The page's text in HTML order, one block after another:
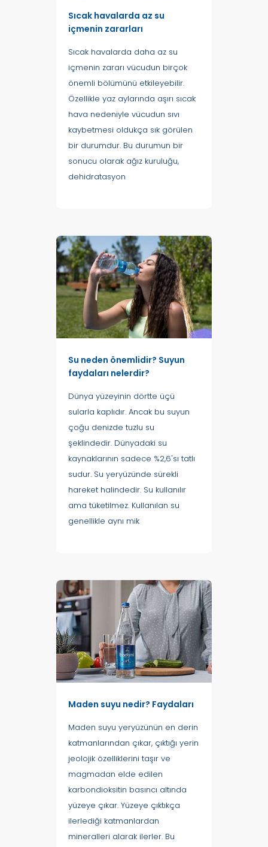
Sıcak havalarda az su
içmenin zararları
Sıcak havalarda daha az su
içmenin zararı vücudun birçok
önemli bölümünü etkileyebilir.
Özellikle yaz aylarında aşırı sıcak
hava nedeniyle vücudun sıvı
kaybetmesi oldukça sık görülen
bir durumdur. Bu durumun bir
sonucu olarak ağız kuruluğu,
dehidratasyon
Su neden önemlidir? Suyun
faydaları nelerdir?
Dünya yüzeyinin dörtte üçü
sularla kaplıdır. Ancak bu suyun
çoğu denizde tuzlu su
şeklindedir. Dünyadaki su
kaynaklarının sadece %2,6'sı tatlı
sudur. Su yeryüzünde sürekli
hareket halindedir. Su kullanılır
ama tüketilmez. Kullanılan su
genellikle aynı mik
Maden suyu nedir? Faydaları
Maden suyu yeryüzünün en derin
katmanlarından çıkar, çıktığı yerin
jeolojik özelliklerini taşır ve
magmadan elde edilen
karbondioksitin basıncı altında
yüzeye çıkar. Yüzeye çıktıkça
ilerlediği katmanlardan
mineralleri alarak ilerler. Bu